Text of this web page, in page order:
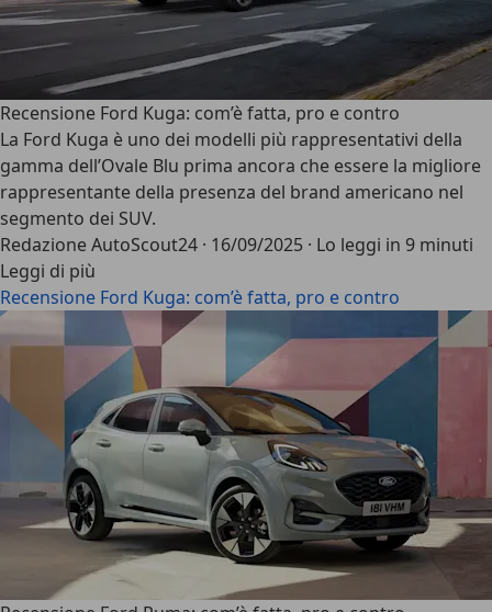
Recensione Ford Kuga: com’è fatta, pro e contro
La Ford Kuga è uno dei modelli più rappresentativi della
gamma dell’Ovale Blu prima ancora che essere la migliore
rappresentante della presenza del brand americano nel
segmento dei SUV.
Redazione AutoScout24 · 16/09/2025 · Lo leggi in 9 minuti
Leggi di più
Recensione Ford Kuga: com’è fatta, pro e contro